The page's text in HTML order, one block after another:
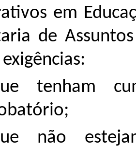
em
de
tenham
não